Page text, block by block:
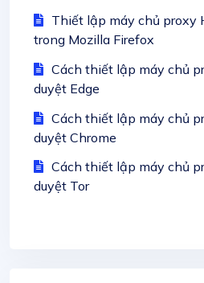
Thiết lập máy chủ proxy
trong Mozilla Firefox
Cách thiết lập máy chủ
duyệt Edge
Cách thiết lập máy chủ
duyệt Chrome
Cách thiết lập máy chủ
duyệt Tor